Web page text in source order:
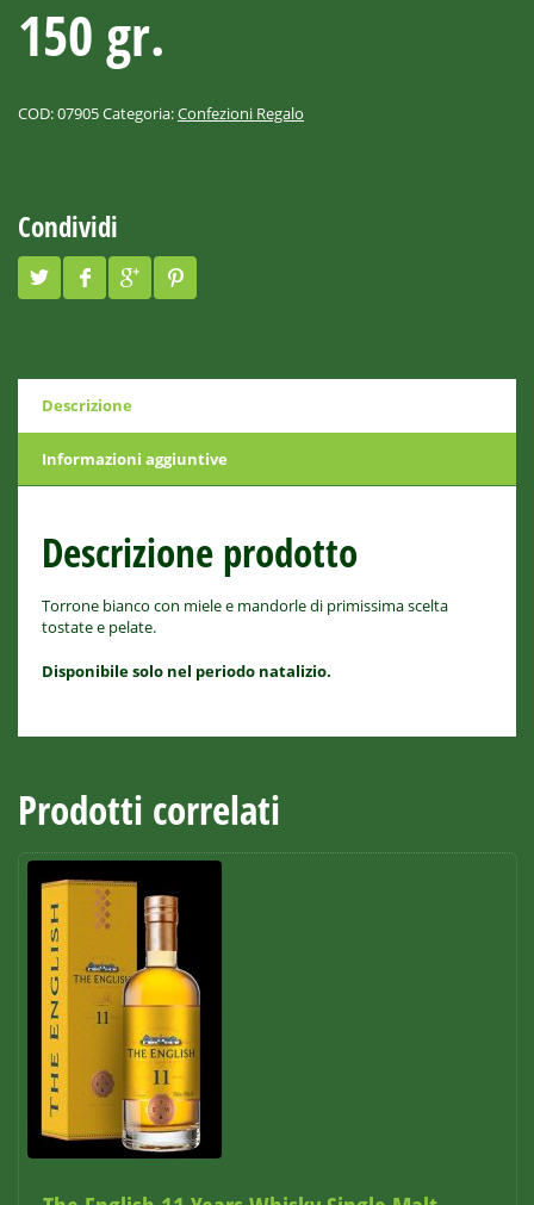
150 gr.
COD:07905Categoria:Confezioni Regalo
Condividi
Descrizione
Informazioni aggiuntive
Descrizione prodotto
Torrone bianco con miele e mandorle di primissima scelta
tostate e pelate.
Disponibile solo nel periodo natalizio.
Prodotti correlati